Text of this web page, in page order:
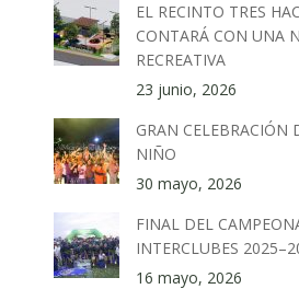
EL RECINTO TRES
CONTARÁ CON UNA
RECREATIVA
23 junio, 2026
GRAN CELEBRACIÓN
NIÑO
30 mayo, 2026
FINAL DEL
INTERCLUBES
16 mayo, 2026